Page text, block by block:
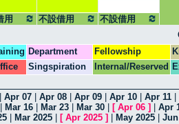
用 不設借用
不設借用
Department Fellowship
Singspiration Internal/Reserved
Apr 07 Apr 08 Apr 09 Apr 10 Apr 11
Mar 16 Mar 23 Mar 30 [ Apr 06 ]
Apr
Mar 2025 [ Apr 2025 ] May 2025